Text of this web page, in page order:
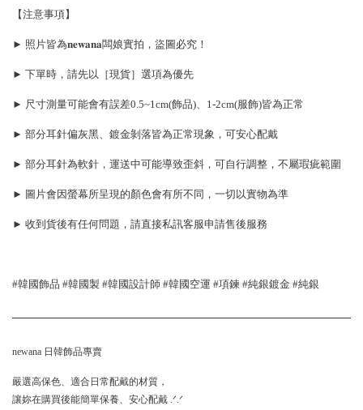
【注意事項】
► 照片皆為𝐧𝐞𝐰𝐚𝐧𝐚闆娘實拍，盜圖必究！
► 下單時，請先以［現貨］選項為優先
► 尺寸測量可能會有誤差0.5~1cm(飾品)、1-2cm(服飾)皆為正常
► 部分耳針偏灰黑、鍍金剝落皆為正常現象，可安心配戴
► 部分耳針為軟針，運送中可能導致歪斜，可自行調整，不屬瑕疵範圍
► 圖片會因螢幕所呈現的顏色會有所不同，一切以實物為準
► 收到貨後有任何問題，請直接私訊客服申請售後服務
#韓國飾品 #韓國製 #韓國設計師 #韓國空運 #項鍊 #純銀鍍金 #純銀
newana 日韓飾品專賣
嚴選高保色、適合日常配戴的材質，
讓妳在購買後能簡單保養、安心配戴 .ᐟ.ᐟ